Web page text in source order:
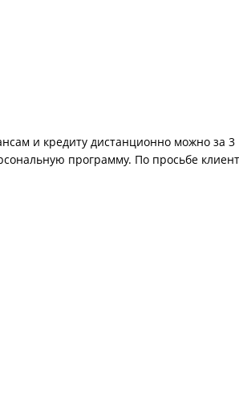
и кредиту дистанционно можно за 3
программу. По просьбе